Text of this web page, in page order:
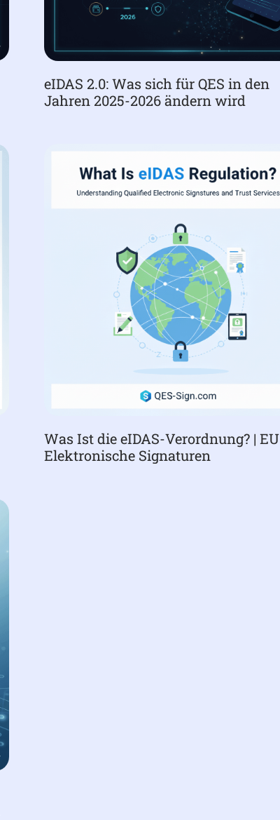
eIDAS 2.0: Was sich für QES in den
Jahren 2025-2026 ändern wird
Was Ist die eIDAS-Verordnung? | EU
Elektronische Signaturen